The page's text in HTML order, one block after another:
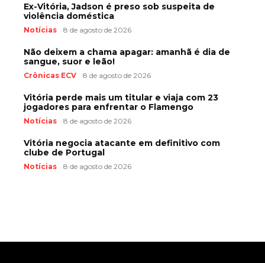
Ex-Vitória, Jadson é preso sob suspeita de
violência doméstica
Notícias 8 de agosto de 2026
Não deixem a chama apagar: amanhã é dia de
sangue, suor e leão!
Crônicas ECV 8 de agosto de 2026
Vitória perde mais um titular e viaja com 23
jogadores para enfrentar o Flamengo
Notícias 8 de agosto de 2026
Vitória negocia atacante em definitivo com
clube de Portugal
Notícias 8 de agosto de 2026